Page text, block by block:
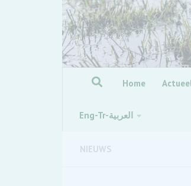
Home
Eng-Tr-العربية
NIEUWS